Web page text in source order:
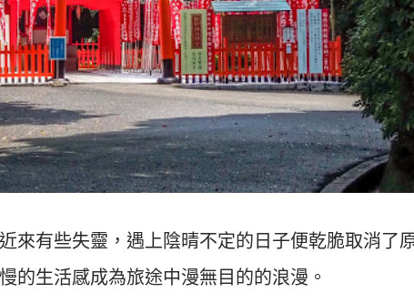
來有些失靈，遇上陰晴不定的日子便乾脆取消了
的生活感成為旅途中漫無目的的浪漫。